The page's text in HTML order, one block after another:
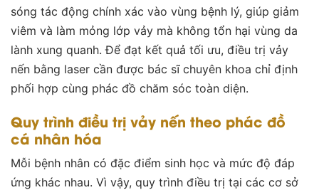
sóng tác động chính xác vào vùng bệnh lý, giúp giảm
viêm và làm mỏng lớp vảy mà không tổn hại vùng da
lành xung quanh. Để đạt kết quả tối ưu, điều trị vảy
nến bằng laser cần được bác sĩ chuyên khoa chỉ định
phối hợp cùng phác đồ chăm sóc toàn diện.
Quy trình điều trị vảy nến theo phác đồ
cá nhân hóa
Mỗi bệnh nhân có đặc điểm sinh học và mức độ đáp
ứng khác nhau. Vì vậy, quy trình điều trị tại các cơ sở